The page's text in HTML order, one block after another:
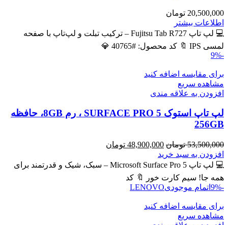
20,500,000 تومان
اطلاعات بیشتر
💻 لپ تاپ Fujitsu Tab R727 – ترکیب تبلت و لپ‌تاپ با صفحه
لمسی IPS 🔖 کد محصول: #40765 💎
-9%
برای مقایسه اضافه کنید
مشاهده سریع
افزودن به علاقه مندی
لپ تاپ استوک SURFACE PRO 5 ، رم 8GB، حافظه
256GB
53,500,000 تومان قیمت
اصلی
53,500,000 تومان
48,900,000 تومان
48,900,000 تومان
افزودن به سبد خرید
💻 لپ تاپ Microsoft Surface Pro 5 – سبک، شیک و قدرتمند برای
همه جا! سیم کارت خور 🔖 کد
-9%
اتمام موجودیLENOVO
برای مقایسه اضافه کنید
مشاهده سریع